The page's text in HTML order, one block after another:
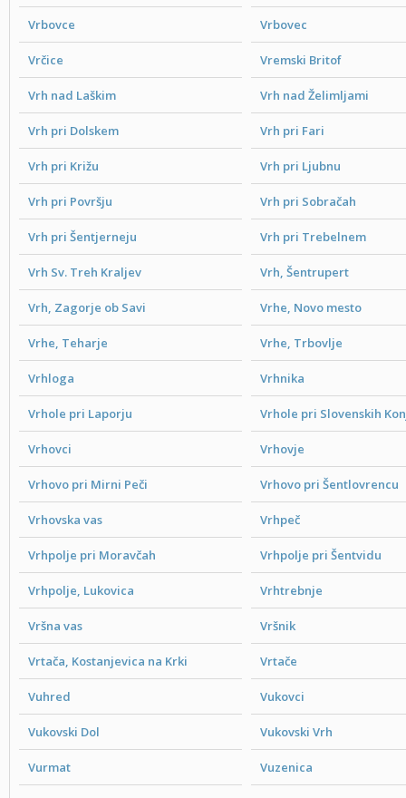
Vrbovce Vrbovec
Vrčice Vremski Britof
Vrh nad Laškim Vrh nad Želimljami
Vrh pri Dolskem Vrh pri Fari
Vrh pri Križu Vrh pri Ljubnu
Vrh pri Površju Vrh pri Sobračah
Vrh pri Šentjerneju Vrh pri Trebelnem
Vrh Sv. Treh Kraljev Vrh, Šentrupert
Vrh, Zagorje ob Savi Vrhe, Novo mesto
Vrhe, Teharje Vrhe, Trbovlje
Vrhloga Vrhnika
Vrhole pri Laporju Vrhole pri Slovenskih
Vrhovci Vrhovje
Vrhovo pri Mirni Peči Vrhovo pri Šentlovrencu
Vrhovska vas Vrhpeč
Vrhpolje pri Moravčah Vrhpolje pri Šentvidu
Vrhpolje, Lukovica Vrhtrebnje
Vršna vas Vršnik
Vrtača, Kostanjevica na Krki Vrtače
Vuhred Vukovci
Vukovski Dol Vukovski Vrh
Vurmat Vuzenica